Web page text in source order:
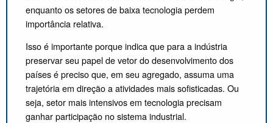
enquanto os setores de baixa tecnologia perdem
importância relativa.
Isso é importante porque indica que para a indústria
preservar seu papel de vetor do desenvolvimento dos
países é preciso que, em seu agregado, assuma uma
trajetória em direção a atividades mais sofisticadas. Ou
seja, setor mais intensivos em tecnologia precisam
ganhar participação no sistema industrial.